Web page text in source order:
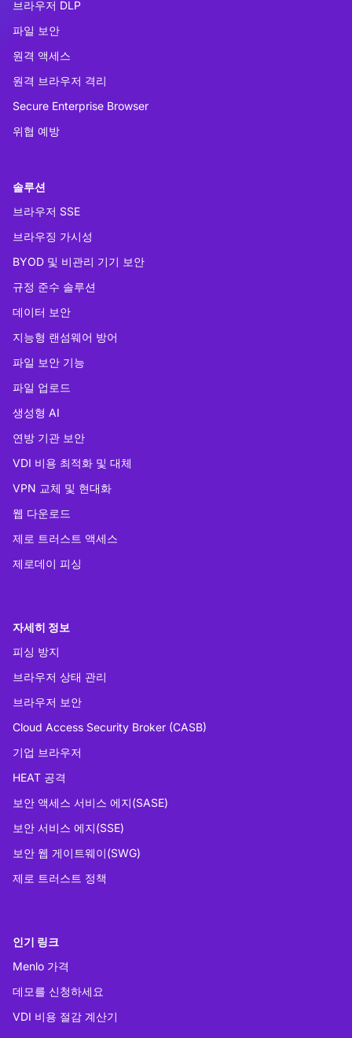
브라우저 DLP
파일 보안
원격 액세스
원격 브라우저 격리
Secure Enterprise Browser
위협 예방
솔루션
브라우저 SSE
브라우징 가시성
BYOD 및 비관리 기기 보안
규정 준수 솔루션
데이터 보안
지능형 랜섬웨어 방어
파일 보안 기능
파일 업로드
생성형 AI
연방 기관 보안
VDI 비용 최적화 및 대체
VPN 교체 및 현대화
웹 다운로드
제로 트러스트 액세스
제로데이 피싱
자세히 정보
피싱 방지
브라우저 상태 관리
브라우저 보안
Cloud Access Security Broker (CASB)
기업 브라우저
HEAT 공격
보안 액세스 서비스 에지(SASE)
보안 서비스 에지(SSE)
보안 웹 게이트웨이(SWG)
제로 트러스트 정책
인기 링크
Menlo 가격
데모를 신청하세요
VDI 비용 절감 계산기